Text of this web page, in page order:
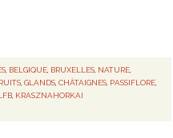
, BELGIQUE, BRUXELLES, NATURE,
,GLANDS,CHÂTAIGNES, PASSIFLORE,
, KRASZNAHORKAI